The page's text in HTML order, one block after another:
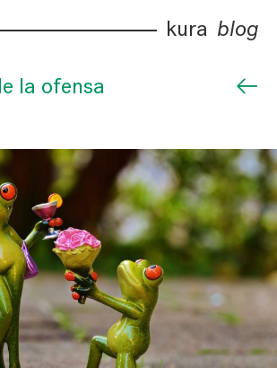
kura blog
la ofensa ←